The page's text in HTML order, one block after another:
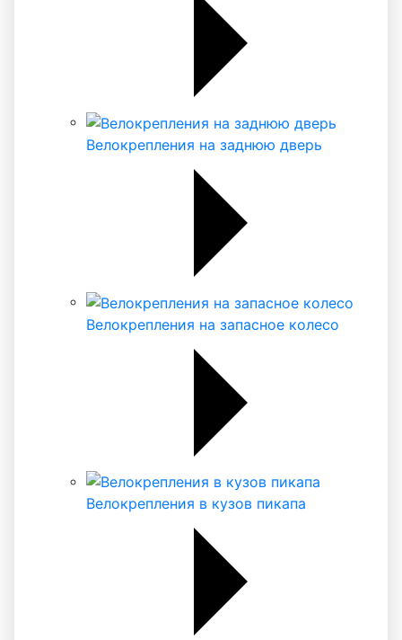
Велокрепления на заднюю дверь
Велокрепления на запасное колесо
Велокрепления в кузов пикапа